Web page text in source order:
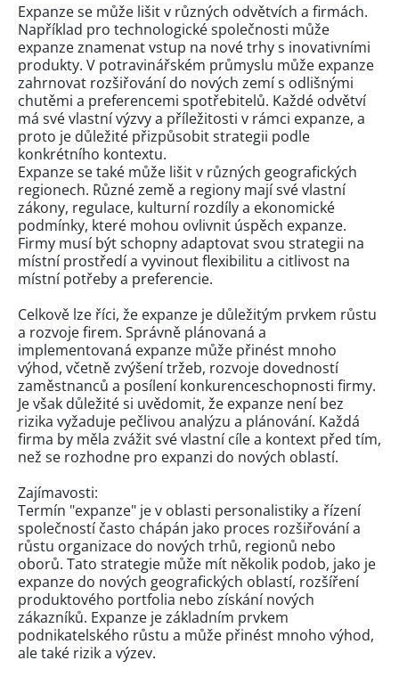
Expanze se může lišit v různých odvětvích a firmách.
Například pro technologické společnosti může
expanze znamenat vstup na nové trhy s inovativními
produkty. V potravinářském průmyslu může expanze
zahrnovat rozšiřování do nových zemí s odlišnými
chutěmi a preferencemi spotřebitelů. Každé odvětví
má své vlastní výzvy a příležitosti v rámci expanze, a
proto je důležité přizpůsobit strategii podle
konkrétního kontextu.
Expanze se také může lišit v různých geografických
regionech. Různé země a regiony mají své vlastní
zákony, regulace, kulturní rozdíly a ekonomické
podmínky, které mohou ovlivnit úspěch expanze.
Firmy musí být schopny adaptovat svou strategii na
místní prostředí a vyvinout flexibilitu a citlivost na
místní potřeby a preferencie.
Celkově lze říci, že expanze je důležitým prvkem růstu
a rozvoje firem. Správně plánovaná a
implementovaná expanze může přinést mnoho
výhod, včetně zvýšení tržeb, rozvoje dovedností
zaměstnanců a posílení konkurenceschopnosti firmy.
Je však důležité si uvědomit, že expanze není bez
rizika vyžaduje pečlivou analýzu a plánování. Každá
firma by měla zvážit své vlastní cíle a kontext před tím,
než se rozhodne pro expanzi do nových oblastí.
Zajímavosti:
Termín "expanze" je v oblasti personalistiky a řízení
společností často chápán jako proces rozšiřování a
růstu organizace do nových trhů, regionů nebo
oborů. Tato strategie může mít několik podob, jako je
expanze do nových geografických oblastí, rozšíření
produktového portfolia nebo získání nových
zákazníků. Expanze je základním prvkem
podnikatelského růstu a může přinést mnoho výhod,
ale také rizik a výzev.